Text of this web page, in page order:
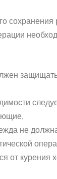
сохранения
не
от курения